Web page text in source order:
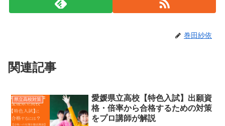
巻田紗依
関連記事
県立高校対策
愛媛県立高校【特色入試】出願資
格・倍率から合格するための対策
をプロ講師が解説